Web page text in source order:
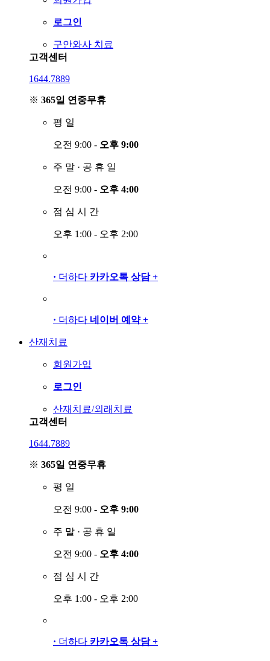
로그인
구안와사 치료
고객센터
1644.7889
※ 365일 연중무휴
평 일
오전 9:00 - 오후 9:00
주 말 · 공 휴 일
오전 9:00 - 오후 4:00
점 심 시 간
오후 1:00 - 오후 2:00
· 더하다 카카오톡 상담 +
· 더하다 네이버 예약 +
산재치료
회원가입
로그인
산재치료/외래치료
고객센터
1644.7889
※ 365일 연중무휴
평 일
오전 9:00 - 오후 9:00
주 말 · 공 휴 일
오전 9:00 - 오후 4:00
점 심 시 간
오후 1:00 - 오후 2:00
· 더하다 카카오톡 상담 +